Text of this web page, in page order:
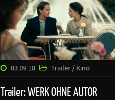
03.09.18 Trailer / Kino
Trailer: WERK OHNE AUTOR